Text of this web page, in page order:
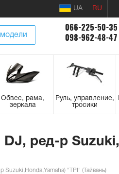
UA RU
066-225-50-35
098-962-48-47
Обвес, рама,
зеркала
Руль, управление,
тросики
ред-р
Suzuki,Honda,Yamaha) "TPI" (Тайвань)